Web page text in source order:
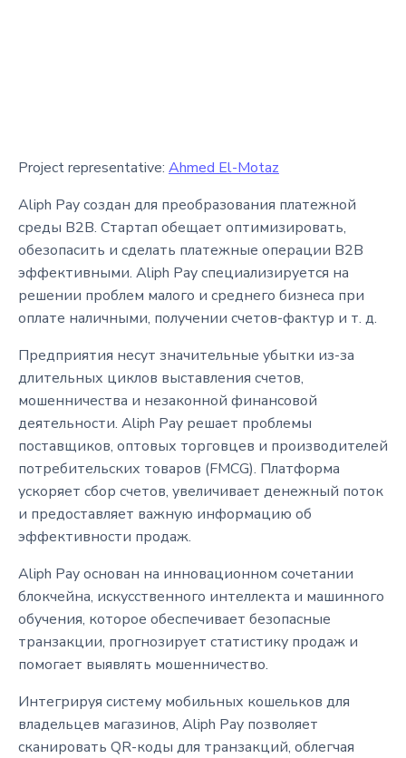
Project representative: Ahmed El-Motaz
Aliph Pay создан для преобразования платежной
среды B2B. Стартап обещает оптимизировать,
обезопасить и сделать платежные операции B2B
эффективными. Aliph Pay специализируется на
решении проблем малого и среднего бизнеса при
оплате наличными, получении счетов-фактур и т. д.
Предприятия несут значительные убытки из-за
длительных циклов выставления счетов,
мошенничества и незаконной финансовой
деятельности. Aliph Pay решает проблемы
поставщиков, оптовых торговцев и производителей
потребительских товаров (FMCG). Платформа
ускоряет сбор счетов, увеличивает денежный поток
и предоставляет важную информацию об
эффективности продаж.
Aliph Pay основан на инновационном сочетании
блокчейна, искусственного интеллекта и машинного
обучения, которое обеспечивает безопасные
транзакции, прогнозирует статистику продаж и
помогает выявлять мошенничество.
Интегрируя систему мобильных кошельков для
владельцев магазинов, Aliph Pay позволяет
сканировать QR-коды для транзакций, облегчая